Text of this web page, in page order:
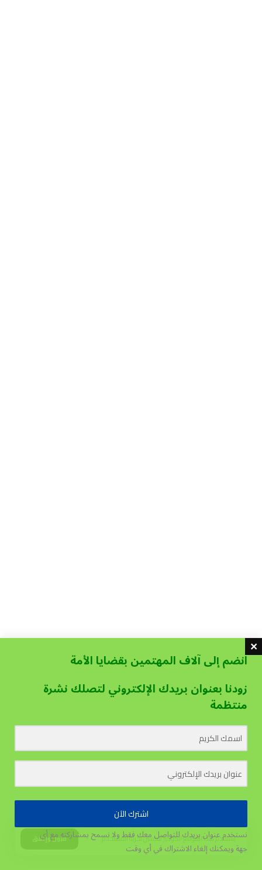
يستخدم هذا الموقع الكوكيز لتحسين تجربة المستخدم. قبول وإغلاق
انضم إلى آلاف المهتمين بقضايا الأمة
زودنا بعنوان بريدك الإلكتروني لتصلك نشرة
منتظمة
اشترك الآن
نستخدم عنوان بريدك للتواصل معك فقط ولا نسمح بمشاركته مع أي
جهةويمكنك إلغاء الاشتراك في أي وقت